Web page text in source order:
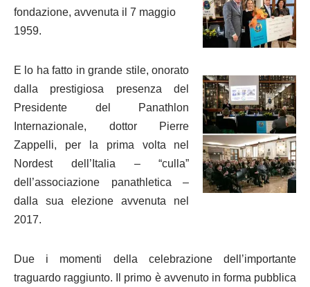
fondazione, avvenuta il 7 maggio
1959.
E lo ha fatto in grande stile, onorato
dalla prestigiosa presenza del
Presidente del Panathlon
Internazionale, dottor Pierre
Zappelli, per la prima volta nel
Nordest dell’Italia – “culla”
dell’associazione panathletica –
dalla sua elezione avvenuta nel
2017.
Due i momenti della celebrazione dell’importante
traguardo raggiunto. Il primo è avvenuto in forma pubblica